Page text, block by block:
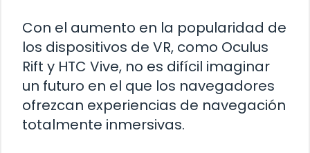
Con el aumento en la popularidad de
los dispositivos de VR, como Oculus
Rift y HTC Vive, no es difícil imaginar
un futuro en el que los navegadores
ofrezcan experiencias de navegación
totalmente inmersivas.